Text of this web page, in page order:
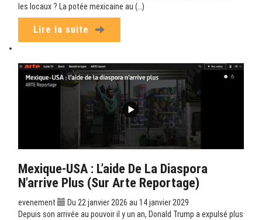
les locaux ? La potée mexicaine au (…)
Lire la suite
Mexique-USA : L’aide De La Diaspora
N’arrive Plus (sur Arte Reportage)
evenement
Du 22 janvier 2026 au 14 janvier 2029
Depuis son arrivée au pouvoir il y un an, Donald Trump a expulsé plus